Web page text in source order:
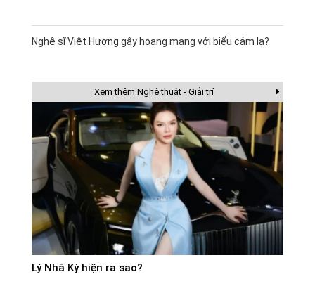
Nghệ sĩ Việt Hương gây hoang mang với biểu cảm lạ?
Xem thêm Nghệ thuật - Giải trí
Lý Nhã Kỳ hiện ra sao?